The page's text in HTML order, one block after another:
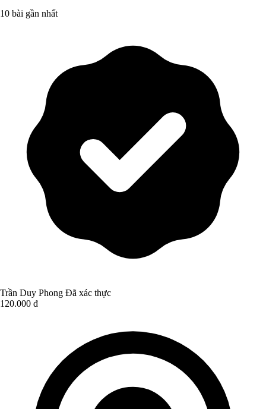
10 bài gần nhất
Trần Duy Phong Đã xác thực
120.000 đ